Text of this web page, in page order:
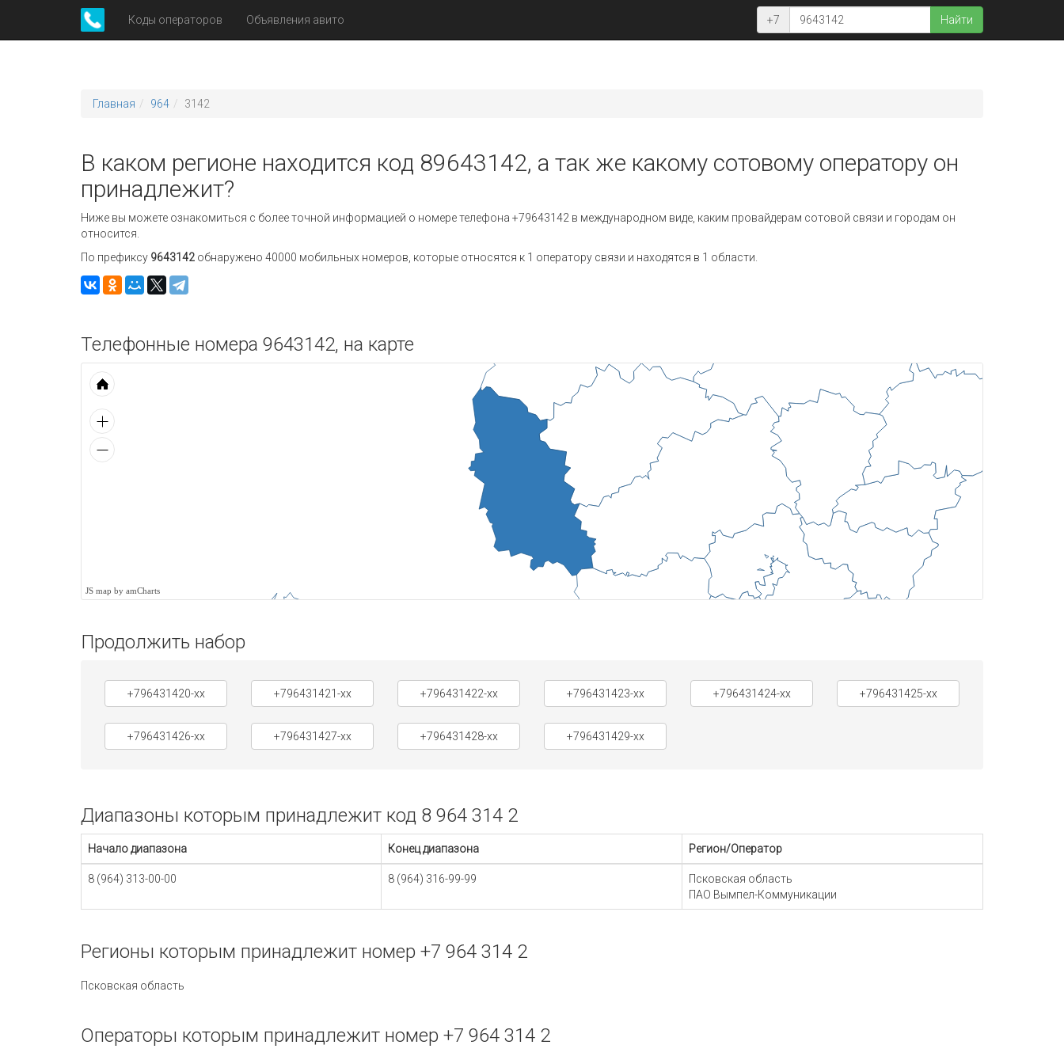
Коды операторов Объявления авито +7 Найти
Главная 964 3142
В каком регионе находится код 89643142, а так же какому сотовому оператору он
принадлежит?
Ниже вы можете ознакомиться с более точной информацией о номере телефона +79643142 в международном виде, каким провайдерам сотовой связи и городам он
относится.
По префиксу 9643142 обнаружено 40000 мобильных номеров, которые относятся к 1 оператору связи и находятся в 1 области.
Телефонные номера 9643142, на карте
JS map by amCharts
Продолжить набор
+796431420-xx +796431421-xx +796431422-xx +796431423-xx +796431424-xx +796431425-xx
+796431426-xx +796431427-xx +796431428-xx +796431429-xx
Диапазоны которым принадлежит код 8 964 314 2
Начало диапазона Конец диапазона Регион/Оператор
8 (964) 313-00-00 8 (964) 316-99-99
Псковская область
ПАО Вымпел-Коммуникации
Регионы которым принадлежит номер +7 964 314 2
Псковская область
Операторы которым принадлежит номер +7 964 314 2